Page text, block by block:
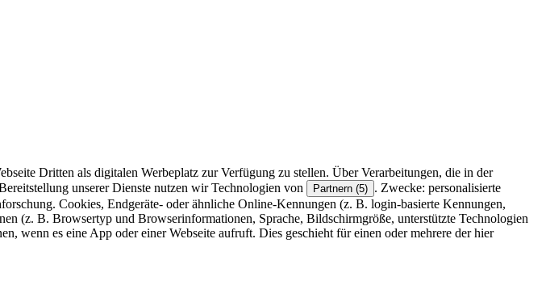
Dritten als digitalen Werbeplatz zur Verfügung zu stellen. Über Verarbeitungen, die in der
unserer Dienste nutzen wir Technologien von Partnern (5) . Zwecke: personalisierte
Cookies, Endgeräte- oder ähnliche Online-Kennungen (z. B. login-basierte Kennungen,
(z. B. Browsertyp und Browserinformationen, Sprache, Bildschirmgröße, unterstützte Technologien
wenn es eine App oder einer Webseite aufruft. Dies geschieht für einen oder mehrere der hier